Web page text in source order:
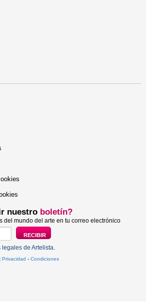
nuestro boletín?
del mundo del arte en tu correo electrónico
de Artelista.
Privacidad - Condiciones